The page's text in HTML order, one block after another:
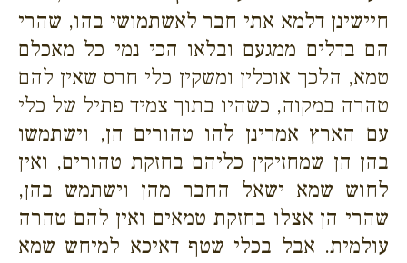
חיישינן דלמא אתי חבר לאשתמושי בהו, שהרי
הם בדלים ממגעם ובלאו הכי נמי כל מאכלם
טמא, הלכך אוכלין ומשקין כלי חרס שאין להם
טהרה במקוה, כשהיו בתוך צמיד פתיל של כלי
עם הארץ אמרינן להו טהורים הן, וישתמשו
בהן הן שמחזיקין כליהם בחזקת טהורים, ואין
לחוש שמא ישאל החבר מהן וישתמש בהן,
שהרי הן אצלו בחזקת טמאים ואין להם טהרה
עולמית. אבל בכלי שטף דאיכא למיחש שמא